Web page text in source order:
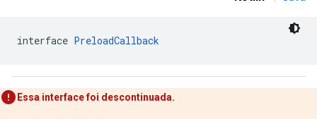
interface PreloadCallback
Essa interface foi descontinuada.